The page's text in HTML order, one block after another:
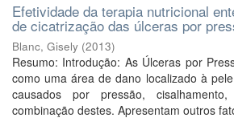
Efetividade da terapia nutricional
de cicatrização das úlceras por
Blanc, Gisely (2013)
Resumo: Introdução: As Úlceras por
como uma área de dano localizado à
causados por pressão,
combinação destes. Apresentam outros